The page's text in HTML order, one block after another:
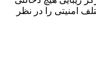
امنیتی را در نظر